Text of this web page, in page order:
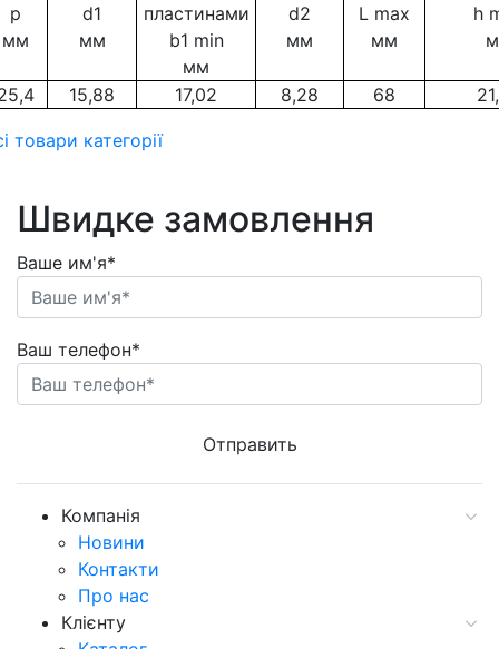
p
мм
d1
мм
пластинами
b1 min
мм
d2
мм
L max
мм
h
15,88 17,02 8,28 68
товари категорії
Швидке замовлення
Ваше им'я*
Ваш телефон*
Компанія
Новини
Контакти
Про нас
Клієнту